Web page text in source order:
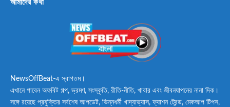
NewsOffBeat-এ স্বাগতম।
এখানে পাবেন অফবিট গল্প, ভ্রমণ, সংস্কৃতি, রীতি-নীতি, খাবার এবং জীবনযাপনের নানা দিক।
সঙ্গে রয়েছে প্রযুক্তির সর্বশেষ আপডেট, ভিন্নধর্মী খাদ্যাভ্যাস, ফ্যাশন ট্রেন্ড, মেকআপ টিপস,